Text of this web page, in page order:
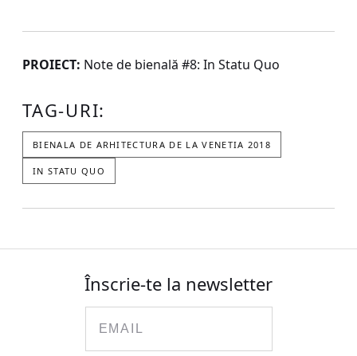
PROIECT: Note de bienală #8: In Statu Quo
TAG-URI:
BIENALA DE ARHITECTURA DE LA VENETIA 2018
IN STATU QUO
Înscrie-te la newsletter